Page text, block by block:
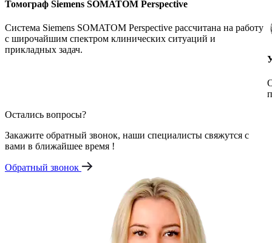
Томограф Siemens SOMATOM Perspective
Система Siemens SOMATOM Perspective рассчитана на работу
с широчайшим спектром клинических ситуаций и
прикладных задач.
Остались вопросы?
Закажите обратный звонок, наши специалисты свяжутся с
вами в ближайшее время !
Обратный звонок